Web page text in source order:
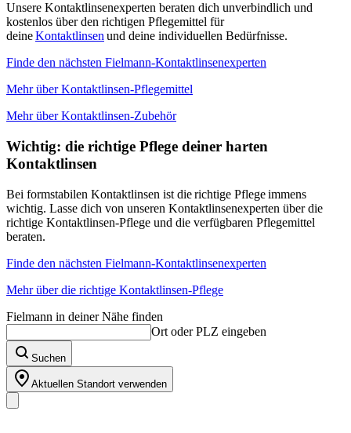
Unsere Kontaktlinsenexperten beraten dich unverbindlich und
kostenlos über den richtigen Pflegemittel für
deineKontaktlinsen und deine individuellen Bedürfnisse.
Finde den nächsten Fielmann-Kontaktlinsenexperten
Mehr über Kontaktlinsen-Pflegemittel
Mehr über Kontaktlinsen-Zubehör
Wichtig: die richtige Pflege deiner harten
Kontaktlinsen
Bei formstabilen Kontaktlinsen ist die richtige Pflege immens
wichtig. Lasse dich von unseren Kontaktlinsenexperten über die
richtige Kontaktlinsen-Pflege und die verfügbaren Pflegemittel
beraten.
Finde den nächsten Fielmann-Kontaktlinsenexperten
Mehr über die richtige Kontaktlinsen-Pflege
Fielmann in deiner Nähe finden
Ort oder PLZ eingeben
Suchen
Aktuellen Standort verwenden